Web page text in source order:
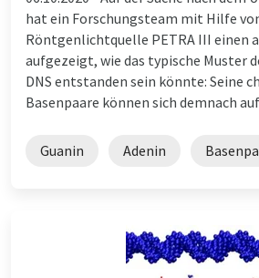
hat ein Forschungsteam mit Hilfe von
Röntgenlichtquelle PETRA III einen
aufgezeigt, wie das typische Muster
DNS entstanden sein könnte: Seine
Basenpaare können sich demnach
Guanin Adenin